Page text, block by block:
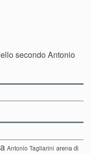
secondo Antonio
Antonio Tagliarini arena di